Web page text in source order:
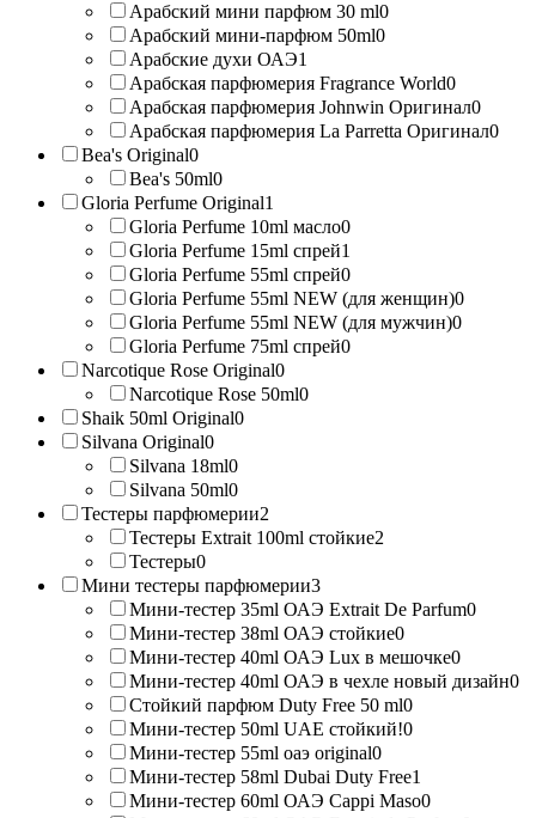
Арабский мини парфюм 30 ml0
Арабский мини-парфюм 50ml0
Арабские духи ОАЭ1
Арабская парфюмерия Fragrance World0
Арабская парфюмерия Johnwin Оригинал0
Арабская парфюмерия La Parretta Оригинал0
Bea's Original0
Bea's 50ml0
Gloria Perfume Original1
Gloria Perfume 10ml масло0
Gloria Perfume 15ml спрей1
Gloria Perfume 55ml спрей0
Gloria Perfume 55ml NEW (для женщин)0
Gloria Perfume 55ml NEW (для мужчин)0
Gloria Perfume 75ml спрей0
Narcotique Rose Original0
Narcotique Rose 50ml0
Shaik 50ml Original0
Silvana Original0
Silvana 18ml0
Silvana 50ml0
Тестеры парфюмерии2
Тестеры Extrait 100ml стойкие2
Тестеры0
Мини тестеры парфюмерии3
Мини-тестер 35ml ОАЭ Extrait De Parfum0
Мини-тестер 38ml ОАЭ стойкие0
Мини-тестер 40ml ОАЭ Lux в мешочке0
Мини-тестер 40ml ОАЭ в чехле новый дизайн0
Стойкий парфюм Duty Free 50 ml0
Мини-тестер 50ml UAE стойкий!0
Мини-тестер 55ml оаэ original0
Мини-тестер 58ml Dubai Duty Free1
Мини-тестер 60ml ОАЭ Cappi Maso0